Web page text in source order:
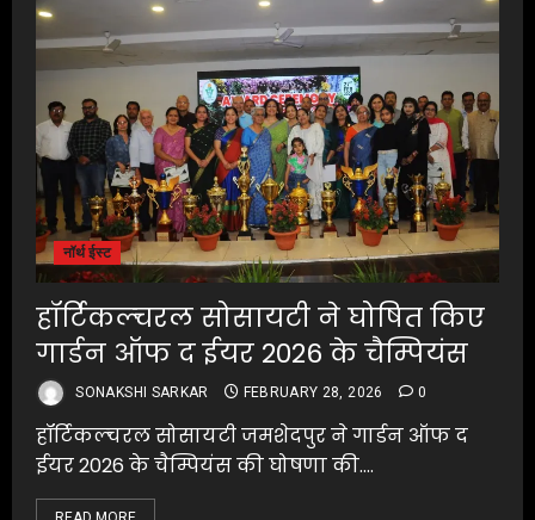
नॉर्थ ईस्ट
हॉर्टिकल्चरल सोसायटी ने घोषित किए
गार्डन ऑफ द ईयर 2026 के चैम्पियंस
SONAKSHI SARKAR FEBRUARY 28, 2026 0
हॉर्टिकल्चरल सोसायटी जमशेदपुर ने गार्डन ऑफ द
ईयर 2026 के चैम्पियंस की घोषणा की....